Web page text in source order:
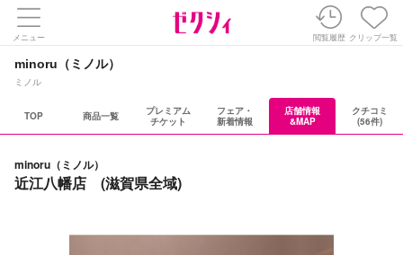
メニュー 閲覧履歴 クリップ一覧
minoru（ミノル）
ミノル
TOP 商品一覧
プレミアム
チケット
フェア・
新着情報
店舗情報
&MAP
クチコミ
(56件)
minoru（ミノル）
近江八幡店 (滋賀県全域)